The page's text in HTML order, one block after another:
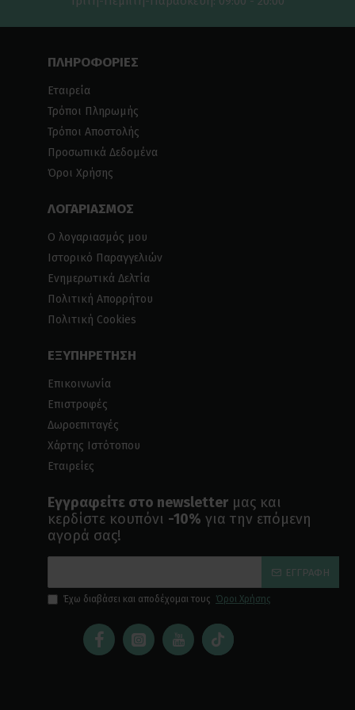
ΠΛΗΡΟΦΟΡΙΕΣ
Εταιρεία
Τρόποι Πληρωμής
Τρόποι Αποστολής
Προσωπικά Δεδομένα
Όροι Χρήσης
ΛΟΓΑΡΙΑΣΜΟΣ
Ο λογαριασμός μου
Ιστορικό Παραγγελιών
Ενημερωτικά Δελτία
Πολιτική Απορρήτου
Πολιτική Cookies
ΕΞΥΠΗΡΕΤΗΣΗ
Επικοινωνία
Επιστροφές
Δωροεπιταγές
Χάρτης Ιστότοπου
Εταιρείες
Εγγραφείτε στο newsletter μας και
κερδίστε κουπόνι -10% για την επόμενη
αγορά σας!
ΕΓΓΡΑΦΉ
Έχω διαβάσει και αποδέχομαι τους Όροι Χρήσης